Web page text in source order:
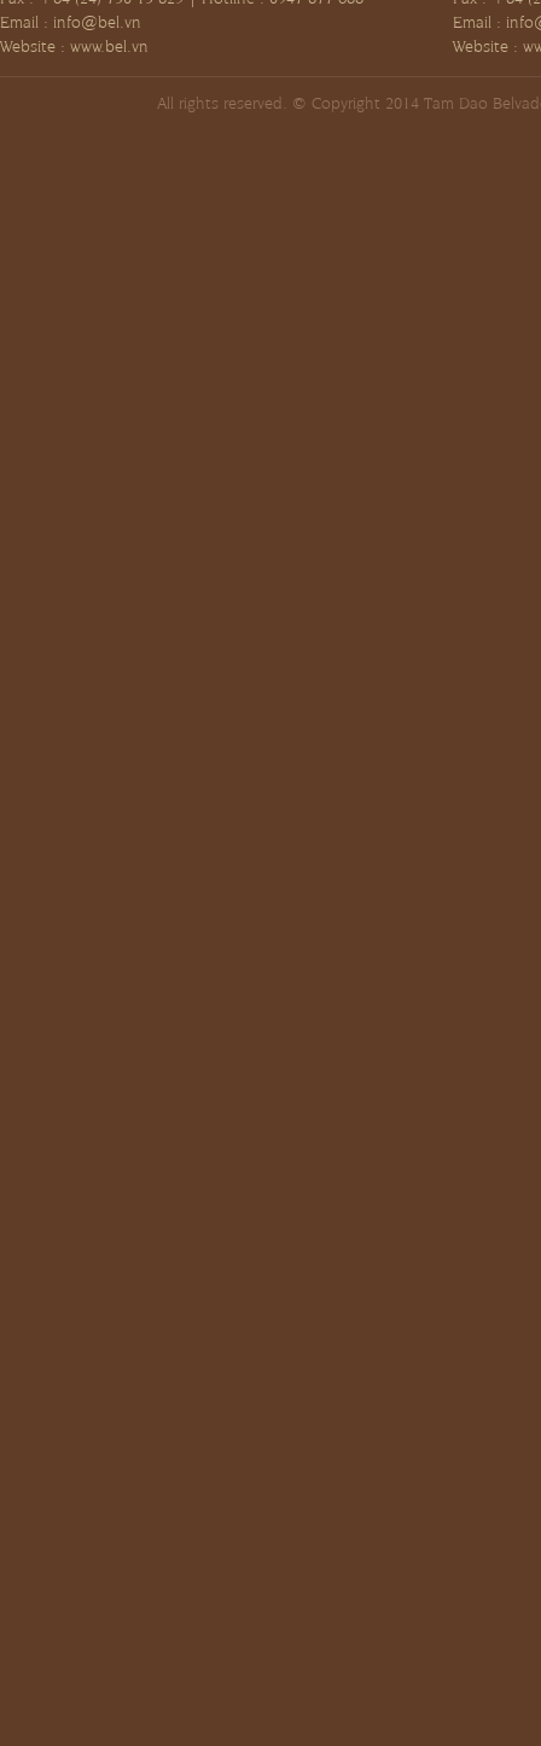
Email : info@bel.vn
Website : www.bel.vn
Email :
Website :
All rights reserved. © Copyright 2014 Tam Dao